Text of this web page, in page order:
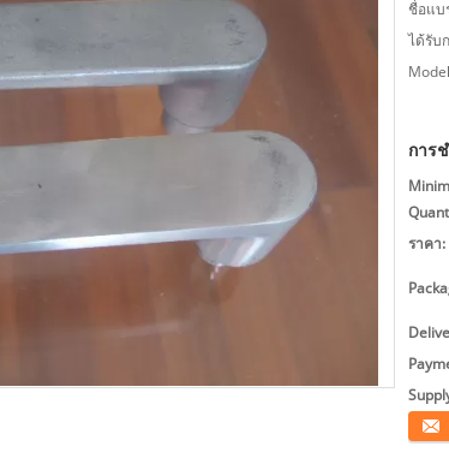
ชื่อแบ
ได้รับ
การ
ราคา:
ติดต่อ